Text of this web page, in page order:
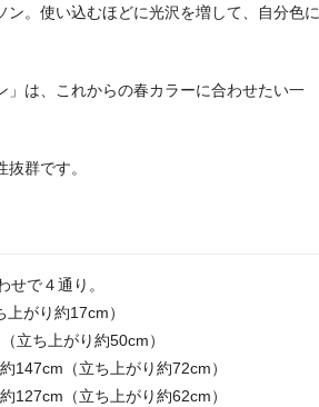
。使い込むほどに光沢を増して、自分色に
は、これからの春カラーに合わせたい一
群です。
で４通り。
がり約17cm）
立ち上がり約50cm）
147cm（立ち上がり約72cm）
127cm（立ち上がり約62cm）